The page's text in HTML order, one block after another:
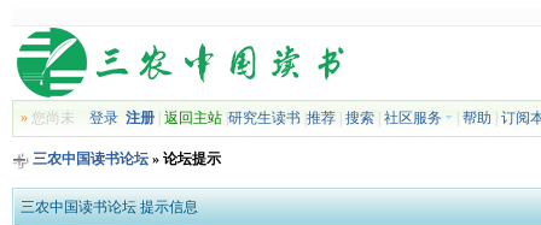
»您尚未 登录 注册| 返回主站| 研究生读书| 推荐| 搜索| 社区服务 帮助 订阅
三农中国读书论坛» 论坛提示
三农中国读书论坛 提示信息